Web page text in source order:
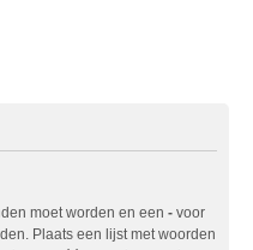
moet worden en een - voor
Plaats een lijst met woorden